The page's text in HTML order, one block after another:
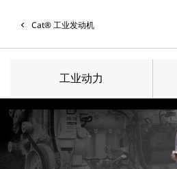
Cat® 工业发动机
工业动力